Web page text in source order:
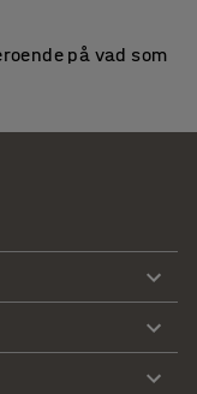
på vad som
med lägre
en elektrisk